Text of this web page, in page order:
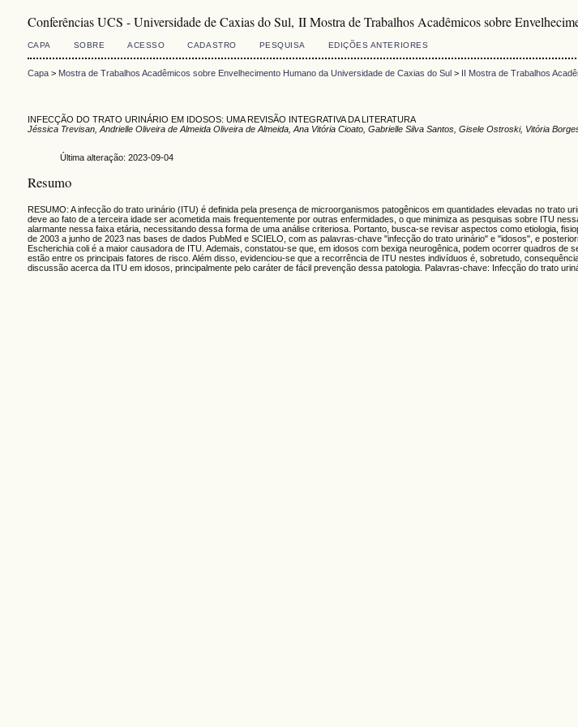
Conferências UCS - Universidade de Caxias do Sul, II Mostra de Trabalhos Acadêmicos sobre
CAPA SOBRE ACESSO CADASTRO PESQUISA EDIÇÕES ANTERIORES
Capa> Mostra de Trabalhos Acadêmicos sobre Envelhecimento Humano da Universidade de Caxias do Sul> II Mostra de Trabalhos
INFECÇÃO DO TRATO URINÁRIO EM IDOSOS: UMA REVISÃO INTEGRATIVA DA LITERATURA
Jéssica Trevisan, Andrielle Oliveira de Almeida Oliveira de Almeida, Ana Vitória Cioato, Gabrielle Silva Santos, Gisele Ostroski, Vitória
Última alteração: 2023-09-04
Resumo
RESUMO: A infecção do trato urinário (ITU) é definida pela presença de microorganismos patogênicos em quantidades elevadas no
deve ao fato de a terceira idade ser acometida mais frequentemente por outras enfermidades, o que minimiza as pesquisas sobre ITU
alarmante nessa faixa etária, necessitando dessa forma de uma análise criteriosa. Portanto, busca-se revisar aspectos como etiologia,
de 2003 a junho de 2023 nas bases de dados PubMed e SCIELO, com as palavras-chave "infecção do trato urinário" e "idosos", e
Escherichia coli é a maior causadora de ITU. Ademais, constatou-se que, em idosos com bexiga neurogênica, podem ocorrer quadros
estão entre os principais fatores de risco. Além disso, evidenciou-se que a recorrência de ITU nestes indivíduos é, sobretudo,
discussão acerca da ITU em idosos, principalmente pelo caráter de fácil prevenção dessa patologia. Palavras-chave: Infecção do trato